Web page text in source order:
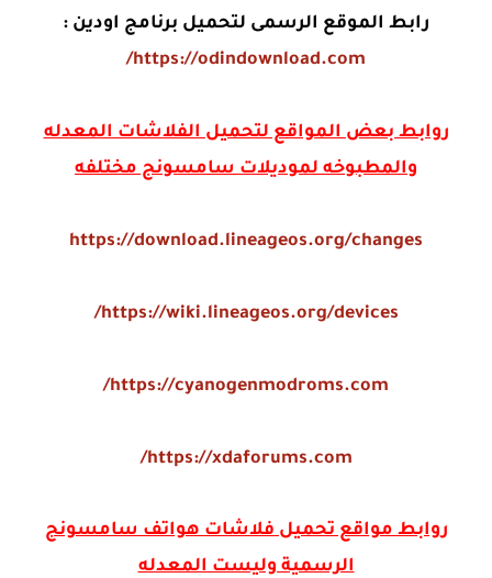
رابط الموقع الرسمى لتحميل برنامج اودين :
https://odindownload.com/
روابط بعض المواقع لتحميل الفلاشات المعدله
والمطبوخه لموديلات سامسونج مختلفه
https://download.lineageos.org/changes
https://wiki.lineageos.org/devices/
https://cyanogenmodroms.com/
https://xdaforums.com/
روابط مواقع تحميل فلاشات هواتف سامسونج
الرسمية وليست المعدله